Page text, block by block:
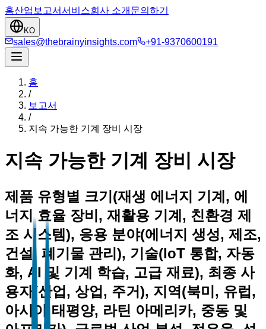
홈산업 보고서서비스회사 소개 문의하기
KO
sales@thebrainyinsights.com +91-9370600191
홈
/
보고서
/
지속 가능한 기계 장비 시장
지속 가능한 기계 장비 시장
제품 유형별 크기(재생 에너지 기계, 에
너지 효율 장비, 재활용 기계, 친환경 제
조 시스템), 응용 분야(에너지 생성, 제조,
건설, 폐기물 관리), 기술(IoT 통합, 자동
화, AI 및 기계 학습, 고급 재료), 최종 사
용자(산업, 상업, 주거), 지역(북미, 유럽,
아시아 태평양, 라틴 아메리카, 중동 및